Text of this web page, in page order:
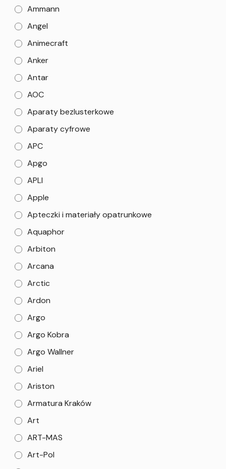
Ammann
Angel
Animecraft
Anker
Antar
AOC
Aparaty bezlusterkowe
Aparaty cyfrowe
APC
Apgo
APLI
Apple
Apteczki i materiały opatrunkowe
Aquaphor
Arbiton
Arcana
Arctic
Ardon
Argo
Argo Kobra
Argo Wallner
Ariel
Ariston
Armatura Kraków
Art
ART-MAS
Art-Pol